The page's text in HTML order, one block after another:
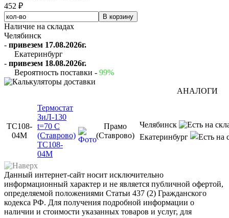
452 ₽
Наличие на складах
Челябинск
- привезем 17.08.2026г.
Екатеринбург
- привезем 18.08.2026г.
Вероятность поставки - 99%
АНАЛОГИ
ТС108-
04М
Термостат
ЗиЛ-130
t=70 C
(Ставрово)
ТС108-
04М
Прамо
(Ставрово)
Челябинск
Екатеринбург
Данный интернет-сайт носит исключительно
информационный характер и не является публичной офертой,
определяемой положениями Статьи 437 (2) Гражданского
кодекса РФ. Для получения подробной информации о
наличии и стоимости указанных товаров и услуг, для